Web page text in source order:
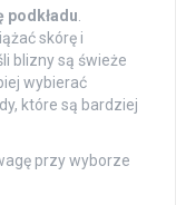
podkładu
skórę i
blizny są świeże
wybierać
które są bardziej
przy wyborze